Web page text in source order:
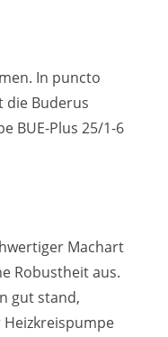
In puncto
die Buderus
BUE-Plus 25/1-6
Machart
Robustheit aus.
gut stand,
Heizkreispumpe